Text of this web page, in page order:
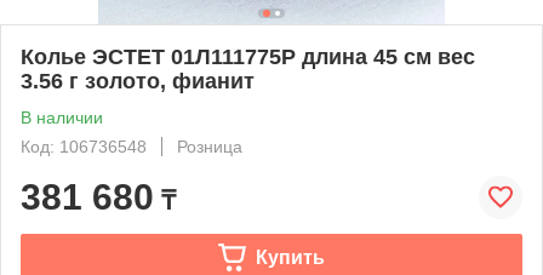
Колье ЭСТЕТ 01Л111775Р длина 45 см вес
3.56 г золото, фианит
В наличии
Код: 106736548
Розница
381 680 ₸
Купить